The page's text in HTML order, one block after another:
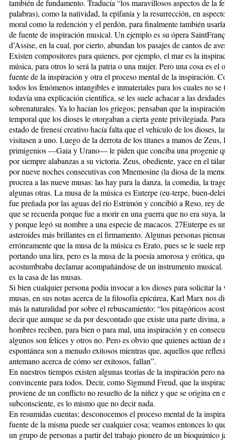
también de fundamento. Traducía “los maravillosos aspectos de la
palabras), como la natividad, la epifanía y la resurrección, en
moral como la redención y el perdón, para finalmente también
de fuente de inspiración musical. Un ejemplo es su ópera
d’Assise, en la cual, por cierto, abundan los pasajes de cantos de
Existen compositores para quienes, por ejemplo, el mar es la
música, para otros lo será la patria o una mujer. Pero una cosa es el
fuente de la inspiración y otra el proceso mental de la inspiración.
todos los fenómenos intangibles e inmateriales para los cuales no se
todavía una explicación científica, se les suele achacar a las
sobrenaturales. Ya lo hacían los griegos; pensaban que la
temporal que los dioses le otorgaban a cierta gente privilegiada.
estado de frenesí creativo hacía falta que el vehículo de los dioses,
visitasen a uno. Luego de la derrota de los titanes a manos de Zeus,
primigenios —Gaia y Urano— le piden que conciba una progenie
por siempre alabanzas a su victoria. Zeus, obediente, yace en el
por nueve noches consecutivas con Mnemosine (la diosa de la
procrea a las nueve musas: las hay para la danza, la comedia, la
algunas otras. La musa de la música es Euterpe (eu-terpe, buen-
fue preñada por las aguas del río Estrimón y concibió a Reso, rey
que se recuerda porque fue a morir en una guerra que no era suya,
y porque legó su nombre a una especie de macacos. 27Euterpe es
asteroides más brillantes en el firmamento. Algunas personas
erróneamente que la musa de la música es Erato, pues se le suele
portando una lira, pero es la musa de la poesía amorosa y erótica,
acostumbraba declamar acompañándose de un instrumento
es la casa de las musas.
Si bien cualquier persona podía invocar a los dioses para solicitar la
musas, en sus notas acerca de la filosofía epicúrea, Karl Marx nos
más la naturalidad por sobre el rebuscamiento: “los pitagóricos
decir que aunque se da por descontado que existe una parte divina,
hombres reciben, para bien o para mal, una inspiración y en
algunos son felices y otros no. Pero es obvio que quienes actúan de
espontánea son a menudo exitosos mientras que, aquellos que
antemano acerca de cómo ser exitosos, fallan”.
En nuestros tiempos existen algunas teorías de la inspiración pero
convincente para todos. Decir, como Sigmund Freud, que la
proviene de un conflicto no resuelto de la niñez y que se origina en
subconsciente, es lo mismo que no decir nada.
En resumidas cuentas; desconocemos el proceso mental de la
fuente de la misma puede ser cualquier cosa; veamos entonces lo
un grupo de personas a partir del trabajo pionero de un bioquímico